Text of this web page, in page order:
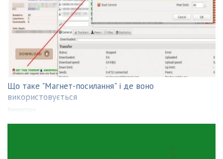
Що таке "Магнет-посилання" і де воно
використовується
Компютери